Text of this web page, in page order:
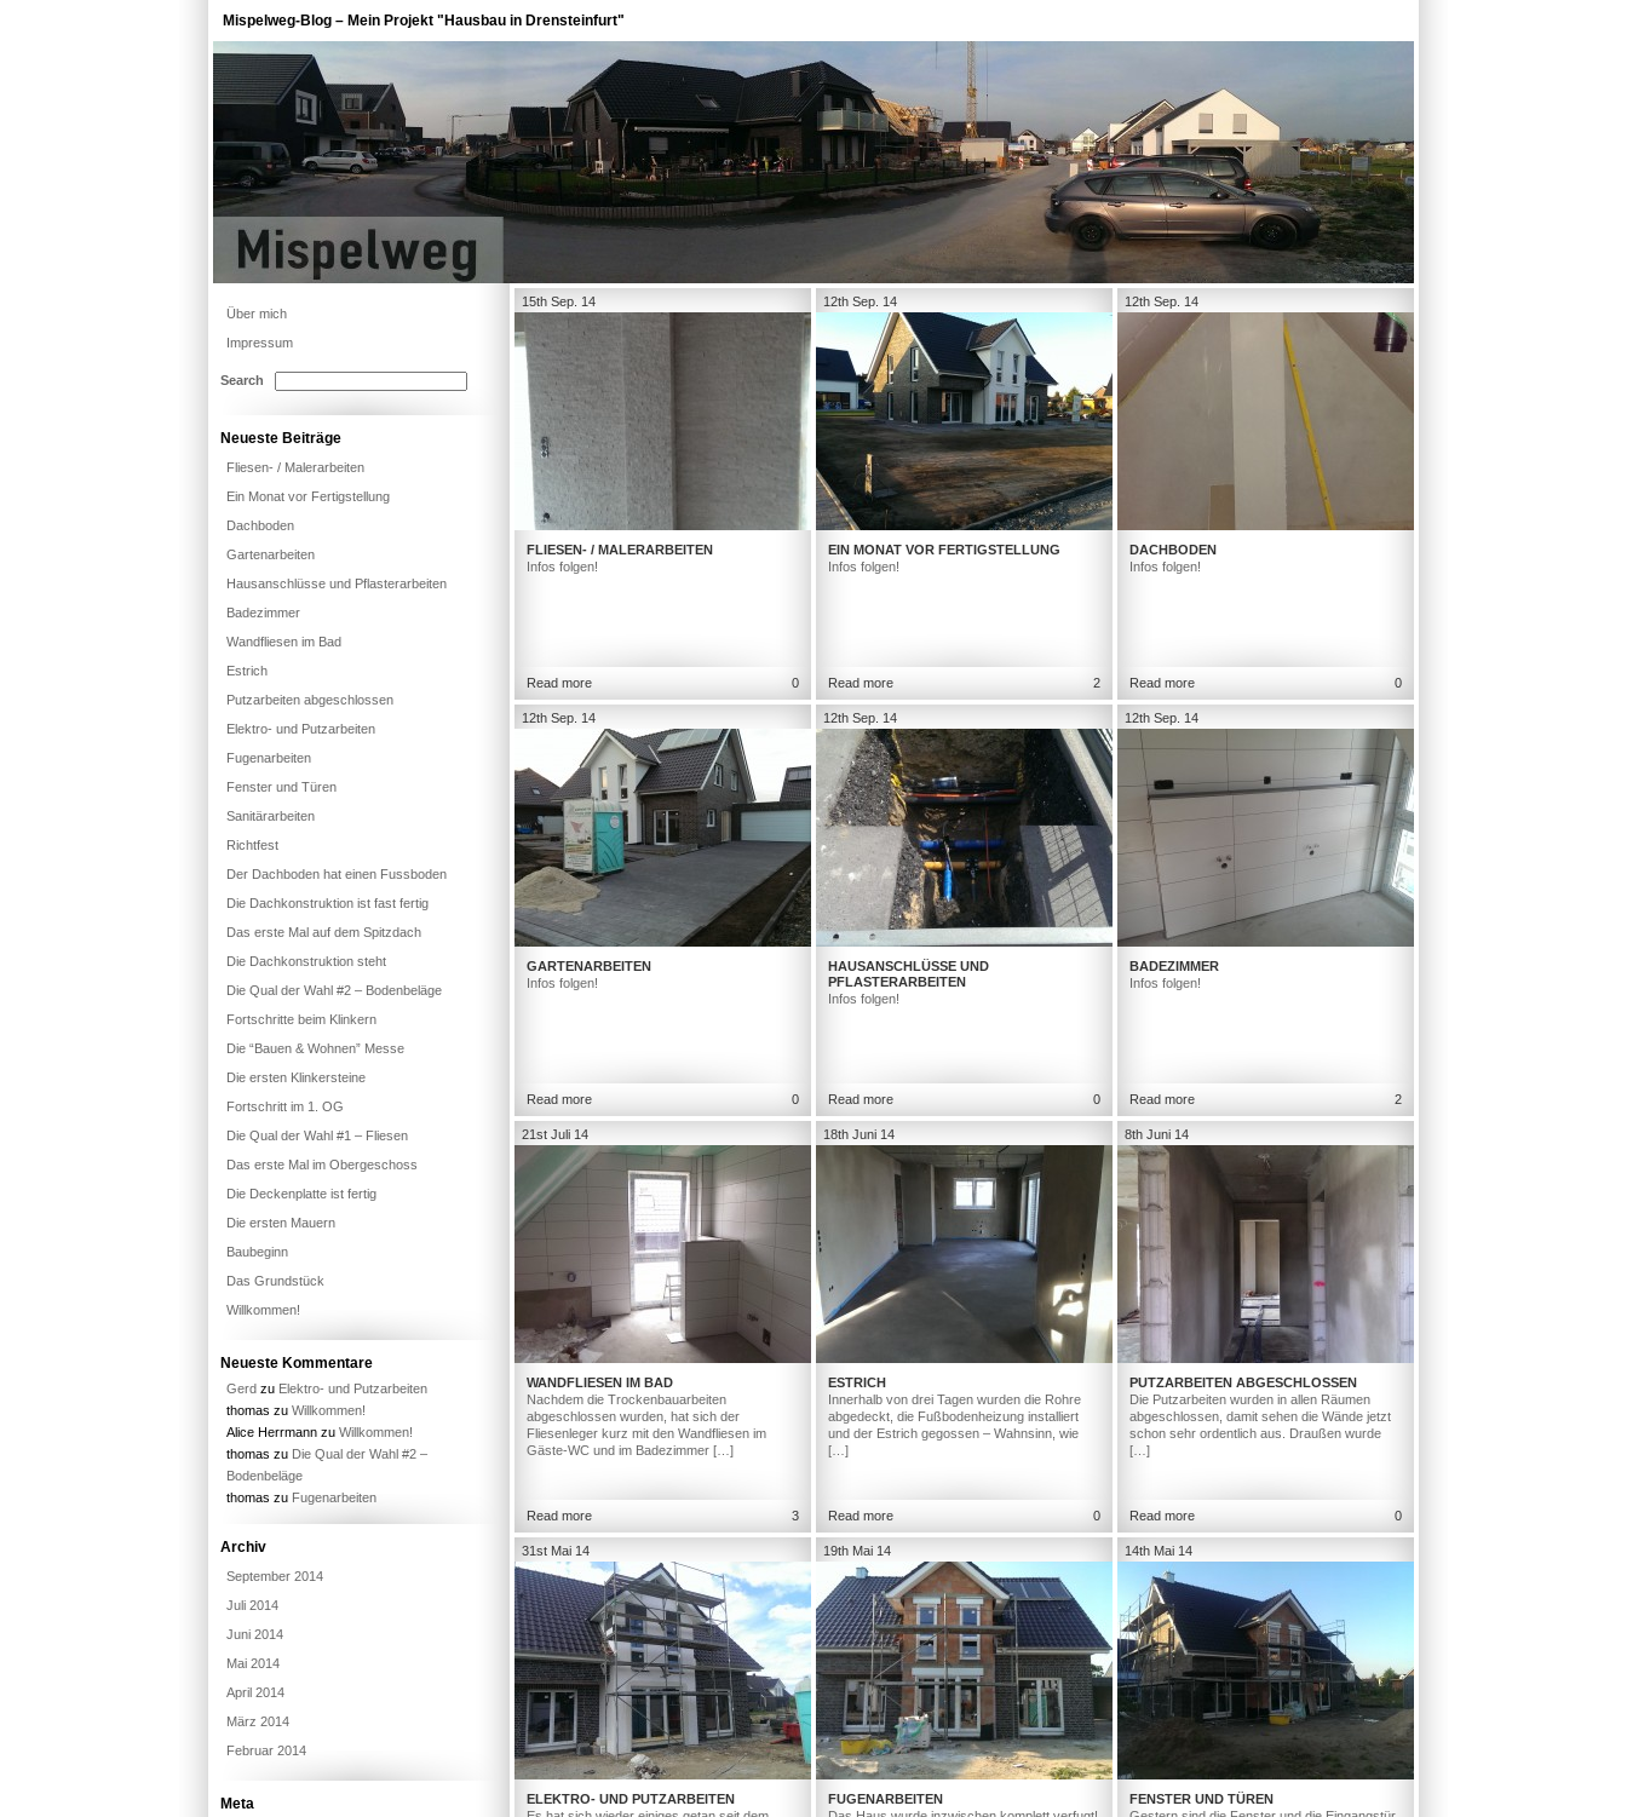
Mispelweg-Blog – Mein Projekt "Hausbau in Drensteinfurt"
15th Sep. 14
FLIESEN- / MALERARBEITEN
Infos folgen!
Read more 0
12th Sep. 14
EIN MONAT VOR FERTIGSTELLUNG
Infos folgen!
Read more 2
12th Sep. 14
DACHBODEN
Infos folgen!
Read more 0
12th Sep. 14
GARTENARBEITEN
Infos folgen!
Read more 0
12th Sep. 14
HAUSANSCHLÜSSE UND
PFLASTERARBEITEN
Infos folgen!
Read more 0
12th Sep. 14
BADEZIMMER
Infos folgen!
Read more 2
21st Juli 14
WANDFLIESEN IM BAD
Nachdem die Trockenbauarbeiten
abgeschlossen wurden, hat sich der
Fliesenleger kurz mit den Wandfliesen im
Gäste-WC und im Badezimmer […]
Read more 3
18th Juni 14
ESTRICH
Innerhalb von drei Tagen wurden die Rohre
abgedeckt, die Fußbodenheizung installiert
und der Estrich gegossen – Wahnsinn, wie
[…]
Read more 0
8th Juni 14
PUTZARBEITEN ABGESCHLOSSEN
Die Putzarbeiten wurden in allen Räumen
abgeschlossen, damit sehen die Wände jetzt
schon sehr ordentlich aus. Draußen wurde
[…]
Read more 0
31st Mai 14
ELEKTRO- UND PUTZARBEITEN
19th Mai 14
FUGENARBEITEN
14th Mai 14
FENSTER UND TÜREN
Über mich
Impressum
Search
Neueste Beiträge
Fliesen- / Malerarbeiten
Ein Monat vor Fertigstellung
Dachboden
Gartenarbeiten
Hausanschlüsse und Pflasterarbeiten
Badezimmer
Wandfliesen im Bad
Estrich
Putzarbeiten abgeschlossen
Elektro- und Putzarbeiten
Fugenarbeiten
Fenster und Türen
Sanitärarbeiten
Richtfest
Der Dachboden hat einen Fussboden
Die Dachkonstruktion ist fast fertig
Das erste Mal auf dem Spitzdach
Die Dachkonstruktion steht
Die Qual der Wahl #2 – Bodenbeläge
Fortschritte beim Klinkern
Die “Bauen & Wohnen” Messe
Die ersten Klinkersteine
Fortschritt im 1. OG
Die Qual der Wahl #1 – Fliesen
Das erste Mal im Obergeschoss
Die Deckenplatte ist fertig
Die ersten Mauern
Baubeginn
Das Grundstück
Willkommen!
Neueste Kommentare
Gerd zu Elektro- und Putzarbeiten
thomas zu Willkommen!
Alice Herrmann zu Willkommen!
thomas zu Die Qual der Wahl #2 –
Bodenbeläge
thomas zu Fugenarbeiten
Archiv
September 2014
Juli 2014
Juni 2014
Mai 2014
April 2014
März 2014
Februar 2014
Meta